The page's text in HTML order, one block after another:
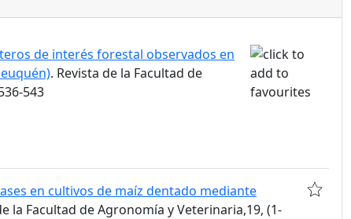
de interés forestal observados en
. Revista de la Facultad de
543
en cultivos de maíz dentado mediante
la Facultad de Agronomía y Veterinaria,19, (1-